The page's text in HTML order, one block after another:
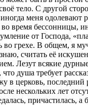
тело. С другой
меня одолевают
время бессонницы,
от Господа,
во грехе. В общем, я
считать её
Лезут всякие
душа требует
в церковь, последний
нескольких лет
причастилась, а